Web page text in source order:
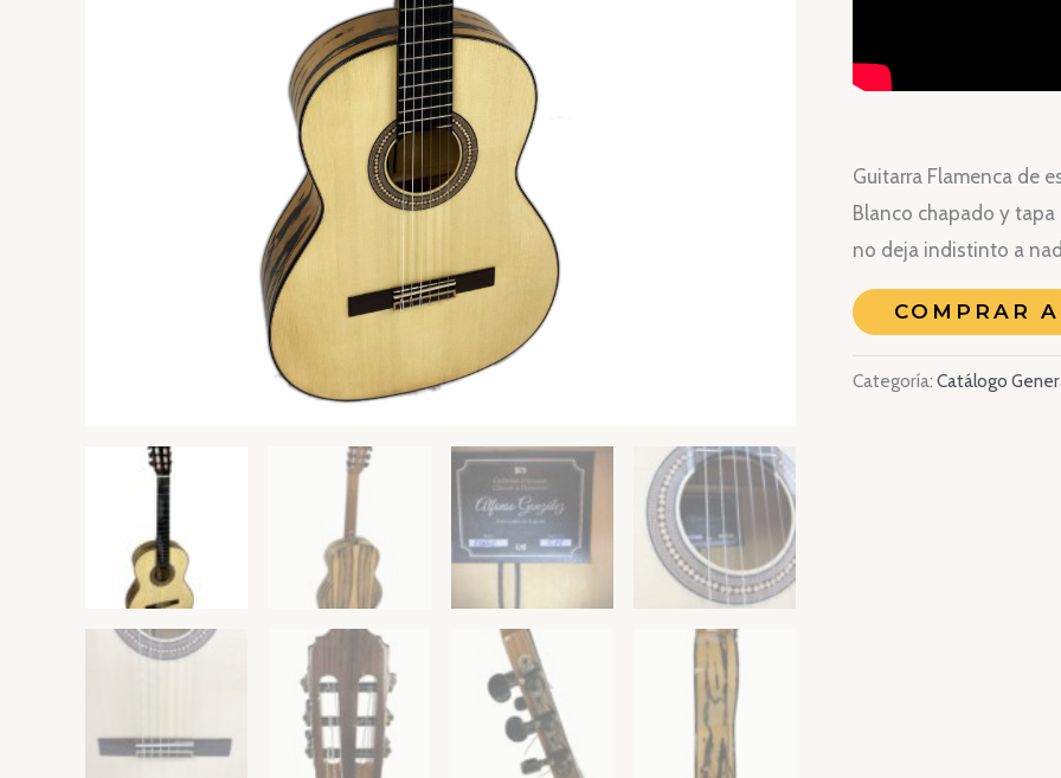
Guitarra Flamenca de
Blanco chapado y
no deja indistinto a
COMPRAR
Categoría: Catálogo